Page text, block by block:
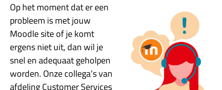
Op het moment dat er een
probleem is met jouw
Moodle site of je komt
ergens niet uit, dan wil je
snel en adequaat geholpen
worden. Onze collega’s van
afdeling Customer Services